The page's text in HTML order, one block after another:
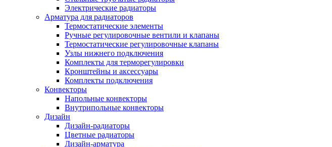
Электрические радиаторы
Арматура для радиаторов
Термостатические элементы
Ручные регулировочные вентили и клапаны
Термостатические регулировочные клапаны
Узлы нижнего подключения
Комплекты для терморегулировки
Кронштейны и аксессуары
Комплекты подключения
Конвекторы
Напольные конвекторы
Внутрипольные конвекторы
Дизайн
Дизайн-радиаторы
Цветные радиаторы
Дизайн-арматура